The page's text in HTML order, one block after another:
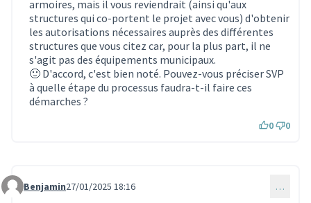
armoires, mais il vous reviendrait (ainsi qu'aux
structures qui co-portent le projet avec vous) d'obtenir
les autorisations nécessaires auprès des différentes
structures que vous citez car, pour la plus part, il ne
s'agit pas des équipements municipaux.
🙂 D'accord, c'est bien noté. Pouvez-vous préciser SVP
à quelle étape du processus faudra-t-il faire ces
démarches ?
0 0
Commentaire 3896
Benjamin27/01/2025 18:16 …